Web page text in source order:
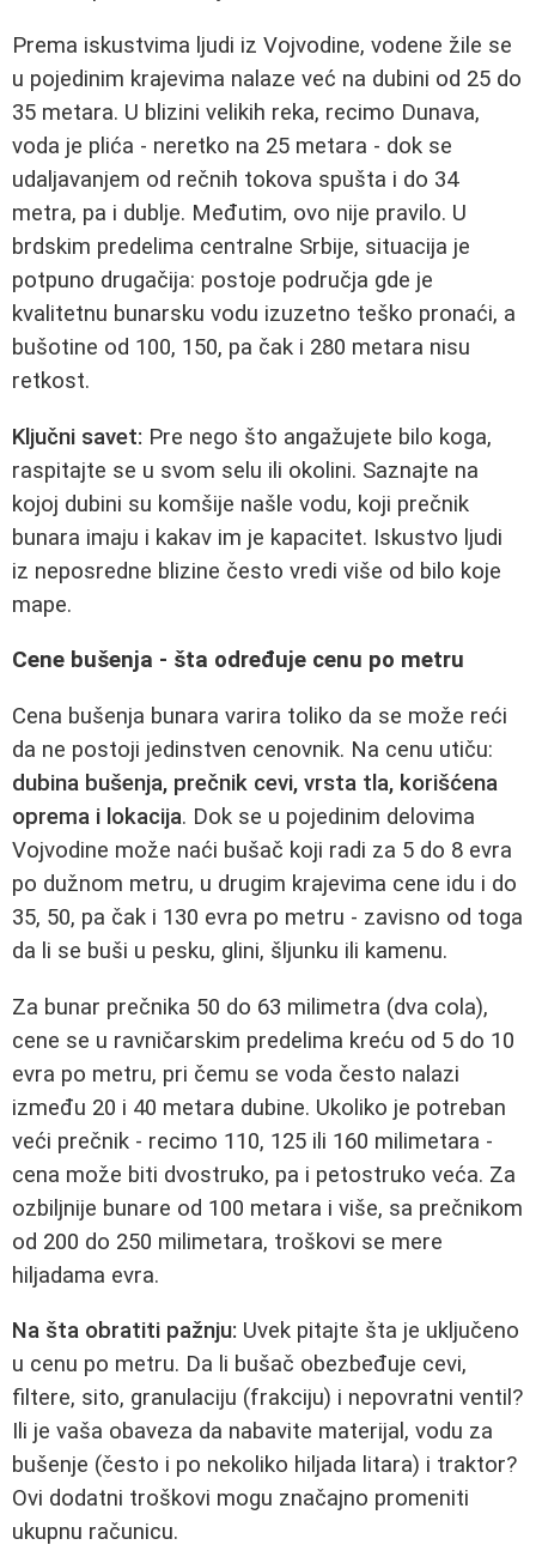
Prema iskustvima ljudi iz Vojvodine, vodene žile se
u pojedinim krajevima nalaze već na dubini od 25 do
35 metara. U blizini velikih reka, recimo Dunava,
voda je plića - neretko na 25 metara - dok se
udaljavanjem od rečnih tokova spušta i do 34
metra, pa i dublje. Međutim, ovo nije pravilo. U
brdskim predelima centralne Srbije, situacija je
potpuno drugačija: postoje područja gde je
kvalitetnu bunarsku vodu izuzetno teško pronaći, a
bušotine od 100, 150, pa čak i 280 metara nisu
retkost.
Ključni savet: Pre nego što angažujete bilo koga,
raspitajte se u svom selu ili okolini. Saznajte na
kojoj dubini su komšije našle vodu, koji prečnik
bunara imaju i kakav im je kapacitet. Iskustvo ljudi
iz neposredne blizine često vredi više od bilo koje
mape.
Cene bušenja - šta određuje cenu po metru
Cena bušenja bunara varira toliko da se može reći
da ne postoji jedinstven cenovnik. Na cenu utiču:
dubina bušenja, prečnik cevi, vrsta tla, korišćena
oprema i lokacija. Dok se u pojedinim delovima
Vojvodine može naći bušač koji radi za 5 do 8 evra
po dužnom metru, u drugim krajevima cene idu i do
35, 50, pa čak i 130 evra po metru - zavisno od toga
da li se buši u pesku, glini, šljunku ili kamenu.
Za bunar prečnika 50 do 63 milimetra (dva cola),
cene se u ravničarskim predelima kreću od 5 do 10
evra po metru, pri čemu se voda često nalazi
između 20 i 40 metara dubine. Ukoliko je potreban
veći prečnik - recimo 110, 125 ili 160 milimetara -
cena može biti dvostruko, pa i petostruko veća. Za
ozbiljnije bunare od 100 metara i više, sa prečnikom
od 200 do 250 milimetara, troškovi se mere
hiljadama evra.
Na šta obratiti pažnju: Uvek pitajte šta je uključeno
u cenu po metru. Da li bušač obezbeđuje cevi,
filtere, sito, granulaciju (frakciju) i nepovratni ventil?
Ili je vaša obaveza da nabavite materijal, vodu za
bušenje (često i po nekoliko hiljada litara) i traktor?
Ovi dodatni troškovi mogu značajno promeniti
ukupnu računicu.